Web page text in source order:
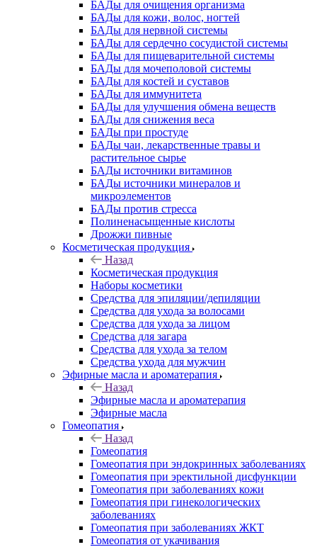
БАДы для очищения организма
БАДы для кожи, волос, ногтей
БАДы для нервной системы
БАДы для сердечно сосудистой системы
БАДы для пищеварительной системы
БАДы для мочеполовой системы
БАДы для костей и суставов
БАДы для иммунитета
БАДы для улучшения обмена веществ
БАДы для снижения веса
БАДы при простуде
БАДы чаи, лекарственные травы и
растительное сырье
БАДы источники витаминов
БАДы источники минералов и
микроэлементов
БАДы против стресса
Полиненасыщенные кислоты
Дрожжи пивные
Косметическая продукция
Назад
Косметическая продукция
Наборы косметики
Средства для эпиляции/депиляции
Средства для ухода за волосами
Средства для ухода за лицом
Средства для загара
Средства для ухода за телом
Средства ухода для мужчин
Эфирные масла и ароматерапия
Назад
Эфирные масла и ароматерапия
Эфирные масла
Гомеопатия
Назад
Гомеопатия
Гомеопатия при эндокринных заболеваниях
Гомеопатия при эректильной дисфункции
Гомеопатия при заболеваниях кожи
Гомеопатия при гинекологических
заболеваниях
Гомеопатия при заболеваниях ЖКТ
Гомеопатия от укачивания